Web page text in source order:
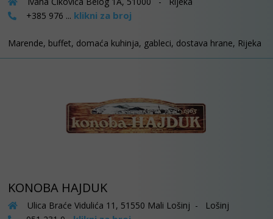
+385 976 ... klikni za broj
Marende, buffet, domaća kuhinja, gableci, dostava hrane, Rijeka
KONOBA HAJDUK
Ulica Braće Vidulića 11, 51550 Mali Lošinj - Lošinj